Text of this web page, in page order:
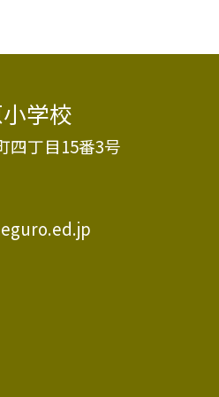
学校
四丁目15番3号